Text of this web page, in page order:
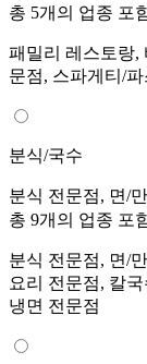
총 5개의 업종 포
패밀리 레스토랑,
문점, 스파게티/
분식/국수
분식 전문점, 면/
총 9개의 업종 포
분식 전문점, 면/
요리 전문점, 칼
냉면 전문점